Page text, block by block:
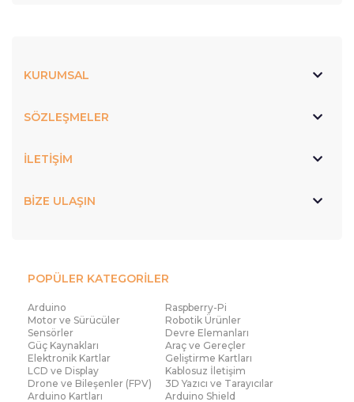
KURUMSAL
SÖZLEŞMELER
İLETİŞİM
BİZE ULAŞIN
POPÜLER KATEGORİLER
Arduino
Raspberry-Pi
Motor ve Sürücüler
Robotik Ürünler
Sensörler
Devre Elemanları
Güç Kaynakları
Araç ve Gereçler
Elektronik Kartlar
Geliştirme Kartları
LCD ve Display
Kablosuz İletişim
Drone ve Bileşenler (FPV)
3D Yazıcı ve Tarayıcılar
Arduino Kartları
Arduino Shield